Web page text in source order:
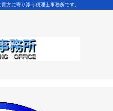
方に寄り添う税理士事務所です。